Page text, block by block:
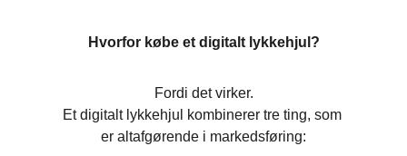
Hvorfor købe et digitalt lykkehjul?
Fordi det virker.
Et digitalt lykkehjul kombinerer tre ting, som
er altafgørende i markedsføring: